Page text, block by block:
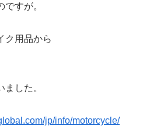
ですが。
ク用品から
ました。
jp/info/motorcycle/